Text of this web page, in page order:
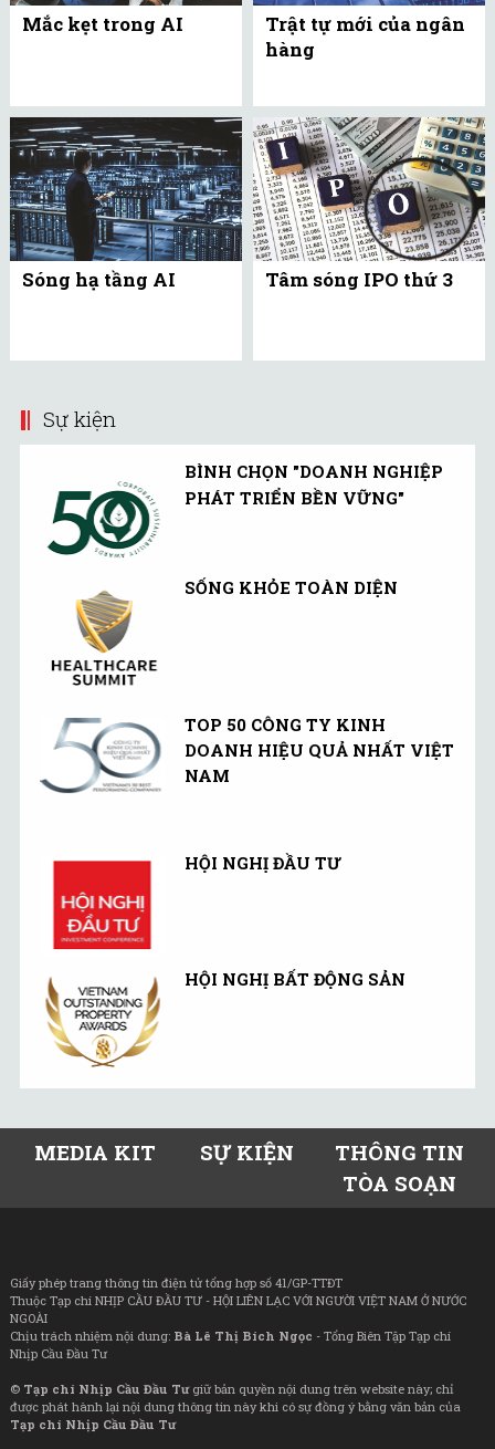
Mắc kẹt trong AI
Trật tự mới của ngân
hàng
Sóng hạ tầng AI Tâm sóng IPO thứ 3
Sự kiện
BÌNH CHỌN "DOANH NGHIỆP
PHÁT TRIỂN BỀN VỮNG"
SỐNG KHỎE TOÀN DIỆN
TOP 50 CÔNG TY KINH
DOANH HIỆU QUẢ NHẤT VIỆT
NAM
HỘI NGHỊ ĐẦU TƯ
HỘI NGHỊ BẤT ĐỘNG SẢN
MEDIA KIT SỰ KIỆN
THÔNG TIN
TÒA SOẠN
Giấy phép trang thông tin điện tử tổng hợp số 41/GP-TTĐT
Thuộc Tạp chí NHỊP CẦU ĐẦU TƯ - HỘI LIÊN LẠC VỚI NGƯỜI VIỆT NAM Ở NƯỚC
NGOÀI
Chịu trách nhiệm nội dung: Bà Lê Thị Bích Ngọc - Tổng Biên Tập Tạp chí
Nhịp Cầu Đầu Tư
© Tạp chí Nhịp Cầu Đầu Tưgiữ bản quyền nội dung trên website này; chỉ
được phát hành lại nội dung thông tin này khi có sự đồng ý bằng văn bản của
Tạp chí Nhịp Cầu Đầu Tư